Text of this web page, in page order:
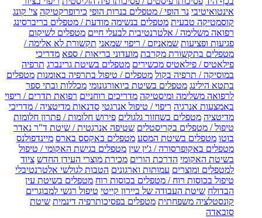
אינטואיטיבי נר הופי / מטפלים בנרות הופי כירופרקטיקה צי' קונג
קוסמטיקה טבעית מטפלים בנשימה מודעת / מטפלים בריברסינג
רפואה משלימה / אלטרנטיבית לבעלי חיים מטפלים לשיקום
פגיעות ופציעות שמאניזם / ריפוי שמאני תקשורת לא אלימה /
מטפלים בתקשורת מקרבת מועדוני בריאות / ספא מדריכי
פילאטיס / פילאטיס מכשירים מטפלים בשיטת גרינברג תרפיה
במוסיקה / תרפיה בקול מטפלים / טיפול בתרפיה באומנות מטפלים
בתטא הילינג מטפלים בשיטת ביואורגונומי מכללות ובתי ספר
לרפואה משלימה ומיסטיקה מדריכים רוחניים רפואת תדרים / ריפוי
באמצעות אנרגיה ריפוי / טיפול אנרגטי סדנאות מדיטציה / מדריכי
מדיטציה מטפלים בשחזור גלגולים פירוש חלומות / פתרון חלומות
טיפול / מטפלים בקריסטלים שטיפה אנרגטית / שיטת ד"ר נאדר
בוטו מטפלים בשיטת המסע מטפלים באקסס בארס מיינדפולנס
מטפלים באקופרסורה / ג'ין שין מטפלים בגישת האקומי / טיפול
בשיטת האקומי הדרכת הורים מכירת מוצרי העידן החדש ציוד
למטפלים ומוצרים עמותות וארגונים הטבות לגולשי אלטרנטיבלי
טיפול בכוסות רוח / מטפלים בכוסות רוח מטפלים בשיטת עין
הבדולח שיטת העבודה של ביירון קייטי טיפול רגשי למבוגרים
קונסטלציה משפחתית מטפלים בפסיכותרפיה דינמית שיטת
סובאדה